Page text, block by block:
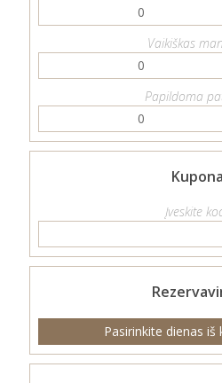
0
Vaikiškas
0
Papildoma
0
Įveskite
Pasirinkite dienas iš